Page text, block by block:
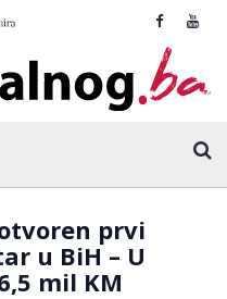
prvi
u BiH – U
mil KM